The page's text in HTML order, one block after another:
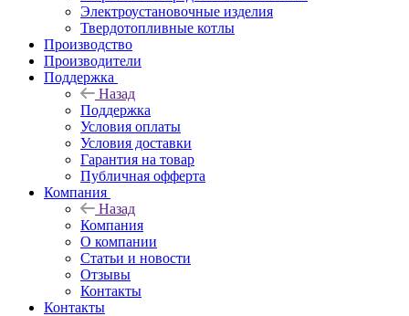
Электроустановочные изделия
Твердотопливные котлы
Производство
Производители
Поддержка
Назад
Поддержка
Условия оплаты
Условия доставки
Гарантия на товар
Публичная офферта
Компания
Назад
Компания
О компании
Статьи и новости
Отзывы
Контакты
Контакты